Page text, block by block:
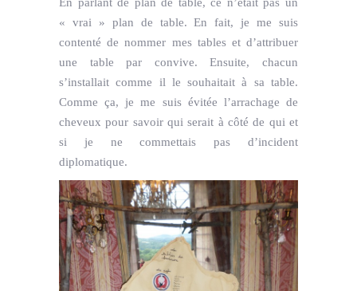
« vrai » plan de table. En fait, je me suis
contenté de nommer mes tables et d’attribuer
une table par convive. Ensuite, chacun
s’installait comme il le souhaitait à sa table.
Comme ça, je me suis évitée l’arrachage de
cheveux pour savoir qui serait à côté de qui et
si je ne commettais pas d’incident
diplomatique.